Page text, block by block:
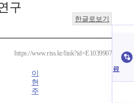
구
한글로보기
https://www.riss.kr/link?id=E1039907
이
현
주
료